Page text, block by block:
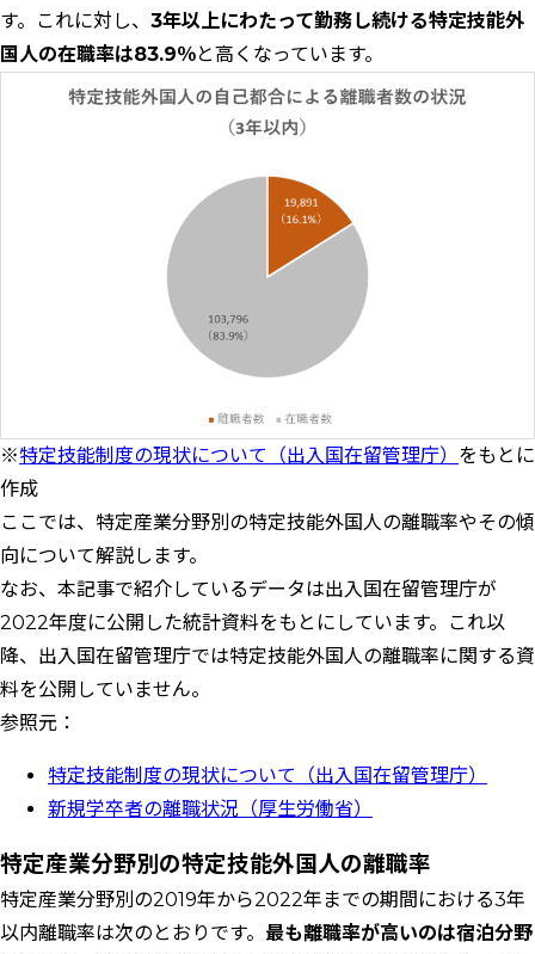
す。これに対し、 3年以上にわたって勤務し続ける特定技能外
国人の在職率は83.9％と高くなっています。
※特定技能制度の現状について（出入国在留管理庁） をもとに
作成
ここでは、特定産業分野別の特定技能外国人の離職率やその傾
向について解説します。
なお、本記事で紹介しているデータは出入国在留管理庁が
2022年度に公開した統計資料をもとにしています。これ以
降、出入国在留管理庁では特定技能外国人の離職率に関する資
料を公開していません。
参照元：
特定技能制度の現状について（出入国在留管理庁）
新規学卒者の離職状況（厚生労働省）
特定産業分野別の特定技能外国人の離職率
特定産業分野別の2019年から2022年までの期間における3年
以内離職率は次のとおりです。 最も離職率が高いのは宿泊分野